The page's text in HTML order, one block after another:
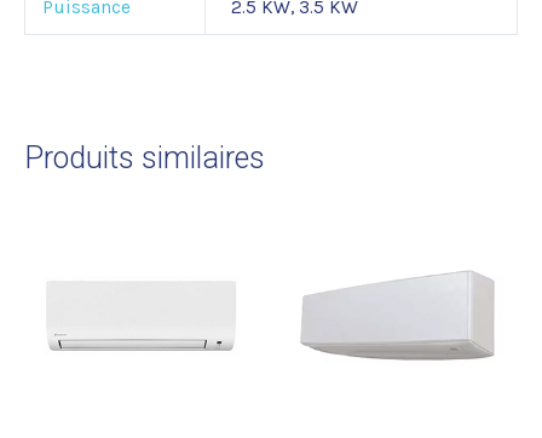
Puissance 2.5 KW, 3.5 KW
Produits similaires